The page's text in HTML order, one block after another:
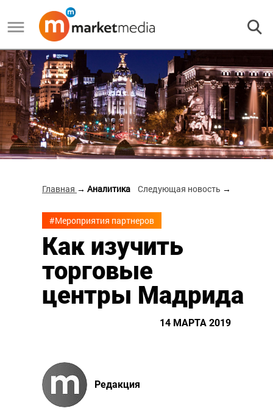
Главная → Аналитика Следующая новость →
#Мероприятия партнеров
Как изучить
торговые
центры Мадрида
14 МАРТА 2019
Редакция